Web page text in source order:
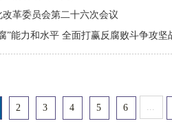
革委员会第二十六次会议
”能力和水平 全面打赢反腐败斗争攻坚
2 3 4 5 6 ...